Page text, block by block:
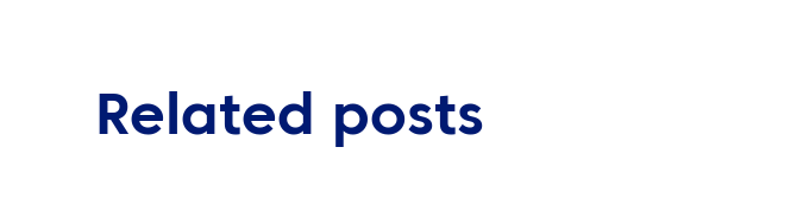
Related posts